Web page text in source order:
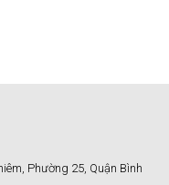
Phường 25, Quận Bình